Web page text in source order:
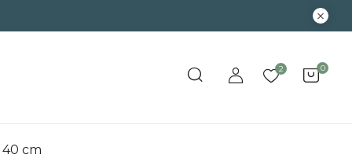
2 0
cm